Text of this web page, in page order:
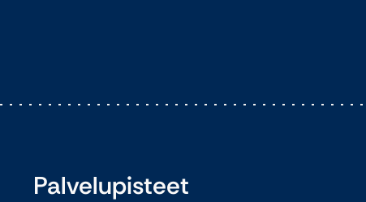
Palvelupisteet